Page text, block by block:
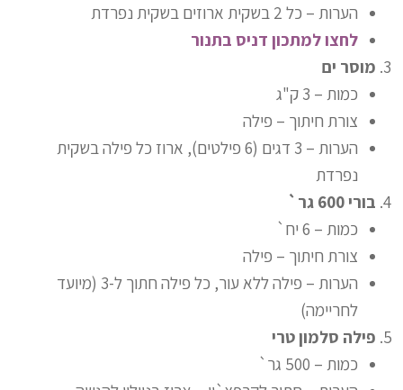
הערות – כל 2 בשקית ארוזים בשקית נפרדת
לחצו למתכון דניס בתנור
מוסר ים
כמות – 3 ק"ג
צורת חיתוך – פילה
הערות – 3 דגים (6 פילטים), ארוז כל פילה בשקית
נפרדת
בורי 600 גר`
כמות – 6 יח`
צורת חיתוך – פילה
הערות – פילה ללא עור, כל פילה חתוך ל-3 (מיועד
לחריימה)
פילה סלמון טרי
כמות – 500 גר`